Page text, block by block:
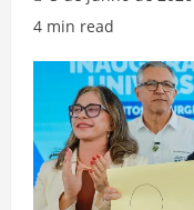
4 min read